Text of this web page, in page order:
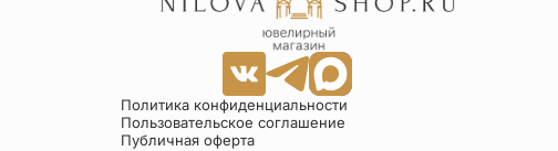
Политика конфиденциальности
Пользовательское соглашение
Публичная оферта